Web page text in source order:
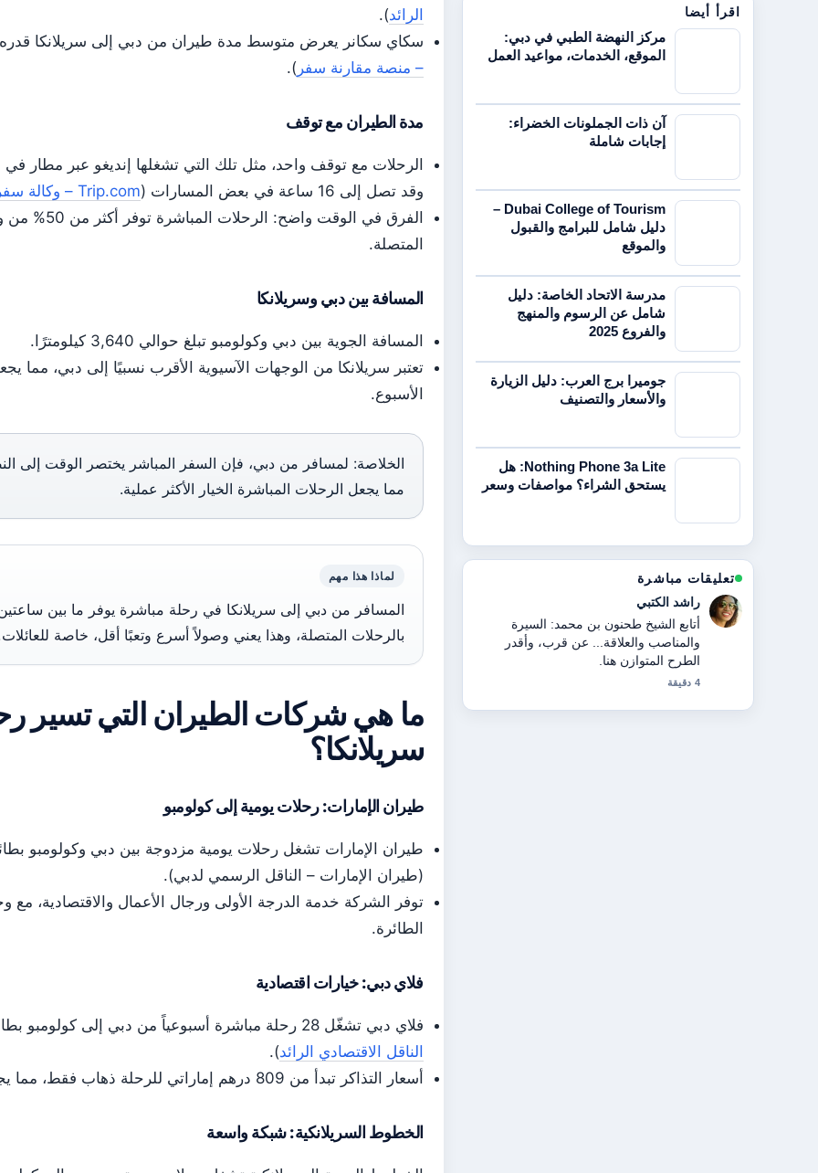
الرائد).
سكاي سكانر يعرض متوسط مدة طيران من دبي إلى سريلانكا قدره 4 ساعات و33
– منصة مقارنة سفر ).
مدة الطيران مع توقف
وقد تصل إلى 16 ساعة في بعض المسارات (
Trip.com – وكالة سفر رقمية
الفرق في الوقت
المتصلة.
المسافة بين دبي وسريلانكا
المسافة الجوية بين دبي وكولومبو تبلغ حوالي 3,640 كيلومترًا.
تعتبر سريلانكا من الوجهات الآسيوية الأقرب نسبيًا إلى دبي، مما
الأسبوع.
الخلاصة: لمسافر من دبي، فإن السفر المباشر يختصر الوقت إلى
مما يجعل الرحلات المباشرة الخيار الأكثر عملية.
لماذا هذا مهم
بالرحلات المتصلة، وهذا يعني وصولاً أسرع وتعبًا أقل، خاصة
ما هي شركات الطيران التي تسير
سريلانكا؟
طيران الإمارات: رحلات يومية إلى كولومبو
(طيران الإمارات – الناقل الرسمي لدبي).
توفر الشركة خدمة الدرجة الأولى ورجال الأعمال والاقتصادية،
الطائرة.
فلاي دبي: خيارات اقتصادية
فلاي دبي تشغّل 28 رحلة مباشرة أسبوعياً من دبي إلى كولومبو بطائرات بوينغ 737-800 (
الناقل الاقتصادي الرائد).
أسعار التذاكر تبدأ من 809 درهم إماراتي للرحلة ذهاب فقط، مما يجعلها الخيار الأكثر توفيرًا.
الخطوط السريلانكية: شبكة واسعة
اقرأ أيضا
مركز النهضة الطبي في دبي:
الموقع، الخدمات، مواعيد العمل
آن ذات الجملونات الخضراء:
إجابات شاملة
Dubai College of Tourism –
دليل شامل للبرامج والقبول
والموقع
مدرسة الاتحاد الخاصة: دليل
شامل عن الرسوم والمنهج
والفروع 2025
جوميرا برج العرب: دليل الزيارة
والأسعار والتصنيف
Nothing Phone 3a Lite: هل
يستحق الشراء؟ مواصفات وسعر
تعليقات مباشرة
ماجد الهاشمي
سياق مفيد حول مقر دبي الجنوب الرئيسي:
الموقع، الاتصال، والحوكمة.... يرجى
الاستمرار في تحديث هذا البث المباشر.
6 دقيقة